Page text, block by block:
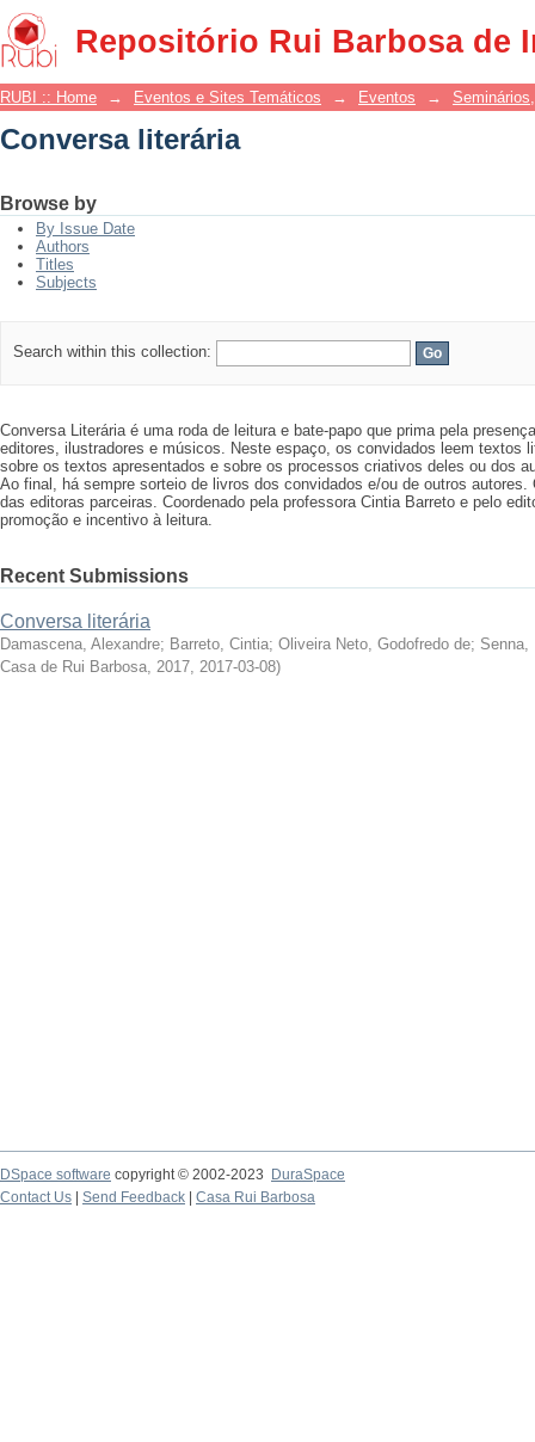
Repositório Rui Barbosa de
Conversa literária
RUBI :: Home → Eventos e Sites Temáticos → Eventos →
Conversa literária
Browse by
By Issue Date
Authors
Titles
Subjects
Search within this collection:
Conversa Literária é uma roda de leitura e bate-papo que prima pela
editores, ilustradores e músicos. Neste espaço, os convidados leem textos
sobre os textos apresentados e sobre os processos criativos deles ou dos
Ao final, há sempre sorteio de livros dos convidados e/ou de outros
das editoras parceiras. Coordenado pela professora Cintia Barreto e pelo
promoção e incentivo à leitura.
Recent Submissions
Conversa literária
Damascena, Alexandre; Barreto, Cintia; Oliveira Neto, Godofredo de; Senna,
Casa de Rui Barbosa, 2017, 2017-03-08)
DSpace software copyright © 2002-2023
DuraSpace
Contact Us
Send Feedback Casa Rui Barbosa